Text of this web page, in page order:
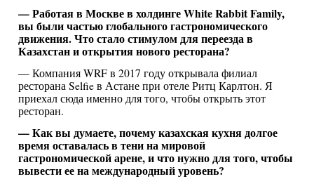
— Работая в Москве в холдинге White Rabbit Family,
вы были частью глобального гастрономического
движения. Что стало стимулом для переезда в
Казахстан и открытия нового ресторана?
— Компания WRF в 2017 году открывала филиал
ресторана Selfie в Астане при отеле Ритц Карлтон. Я
приехал сюда именно для того, чтобы открыть этот
ресторан.
— Как вы думаете, почему казахская кухня долгое
время оставалась в тени на мировой
гастрономической арене, и что нужно для того, чтобы
вывести ее на международный уровень?